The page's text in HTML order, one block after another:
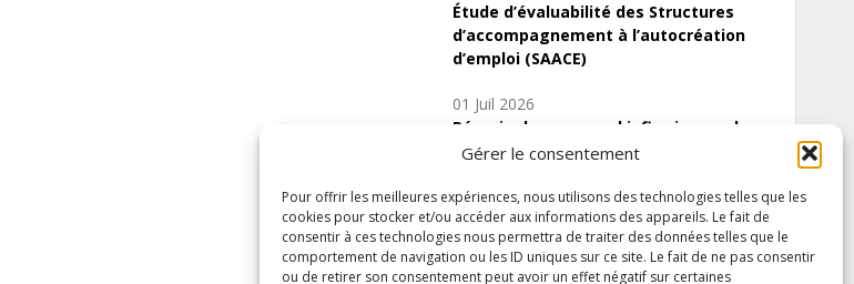
Gérer le consentement
Pour offrir les meilleures expériences, nous utilisons des technologies telles que les
cookies pour stocker et/ou accéder aux informations des appareils. Le fait de
consentir à ces technologies nous permettra de traiter des données telles que le
comportement de navigation ou les ID uniques sur ce site. Le fait de ne pas consentir
ou de retirer son consentement peut avoir un effet négatif sur certaines
Étude d’évaluabilité des Structures
d’accompagnement à l’autocréation
d’emploi (SAACE)
01 Juil 2026
Pénurie du personnel infirmier :quels
indicateurs d’offre de soins pour
Inscrivez-vous à notre newsletter